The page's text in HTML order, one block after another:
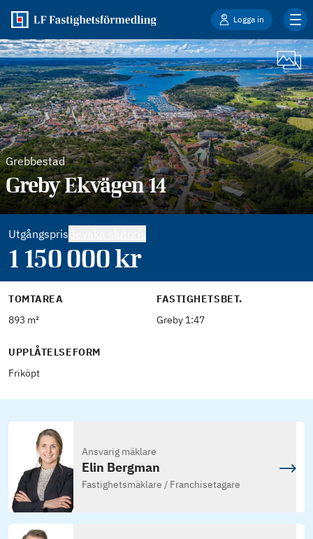
Logga in
Grebbestad
Greby Ekvägen 14
Utgångspris
1 150 000kr
TOMTAREA
893 m²
FASTIGHETSBET.
Greby 1:47
UPPLÅTELSEFORM
Friköpt
Ansvarig mäklare
Elin Bergman
Fastighetsmäklare / Franchisetagare